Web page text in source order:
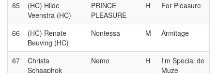
65
(HC) Hilde
Veenstra (HC)
PRINCE
PLEASURE
H For Pleasure
66
(HC) Renate
Beuving (HC)
Nontessa M Armitage
67
Christa
Schaaphok
Nemo H
I'm Special de
Muze